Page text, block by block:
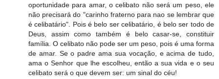
oportunidade para amar, o celibato não será um peso, ele
não precisará do "carinho fraterno para nao se lembrar que
é celibatário". Pois é belo ser celibatário, é belo ser todo de
Deus, assim como também é belo casar-se, constituir
família. O celibato não pode ser um peso, pois é uma forma
de amar. Se o padre ama sua vocação, e acima de tudo,
ama o Senhor que lhe escolheu, então a sua vida e o seu
celibato será o que devem ser: um sinal do céu!